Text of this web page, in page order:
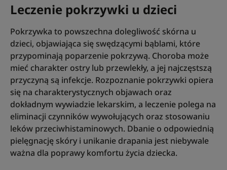
Leczenie pokrzywki u dzieci
Pokrzywka to powszechna dolegliwość skórna u
dzieci, objawiająca się swędzącymi bąblami, które
przypominają poparzenie pokrzywą. Choroba może
mieć charakter ostry lub przewlekły, a jej najczęstszą
przyczyną są infekcje. Rozpoznanie pokrzywki opiera
się na charakterystycznych objawach oraz
dokładnym wywiadzie lekarskim, a leczenie polega na
eliminacji czynników wywołujących oraz stosowaniu
leków przeciwhistaminowych. Dbanie o odpowiednią
pielęgnację skóry i unikanie drapania jest niebywale
ważna dla poprawy komfortu życia dziecka.